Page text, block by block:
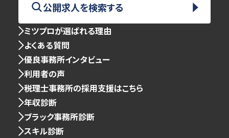
公開求人を検索する
ミツプロが選ばれる理由
よくある質問
優良事務所インタビュー
利用者の声
税理士事務所の採用支援はこちら
年収診断
ブラック事務所診断
スキル診断